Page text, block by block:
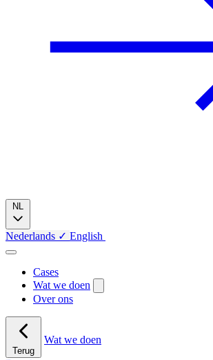
NL
Nederlands ✓ English
Cases
Wat we doen
Over ons
Terug
Wat we doen